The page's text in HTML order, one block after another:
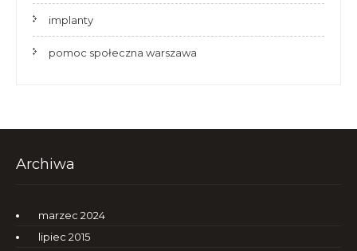
implanty
pomoc społeczna warszawa
Archiwa
marzec 2024
lipiec 2015